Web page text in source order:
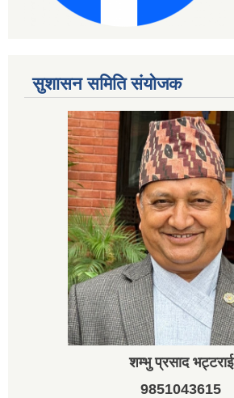
सुशासन समिति संयोजक
शम्भु प्रसाद भट्टराई
9851043615